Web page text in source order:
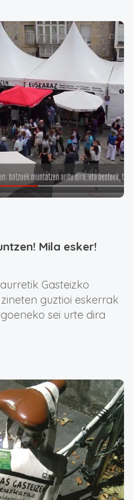
Mila esker!
Gasteizko
guztioi eskerrak
sei urte dira